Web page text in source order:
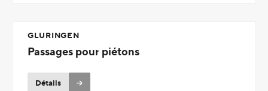
GLURINGEN
Passages pour piétons
Détails